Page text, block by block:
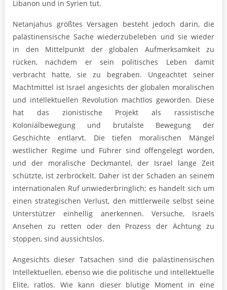
Libanon und in Syrien tut.
Netanjahus größtes Versagen besteht jedoch darin, die
palästinensische Sache wiederzubeleben und sie wieder
in den Mittelpunkt der globalen Aufmerksamkeit zu
rücken, nachdem er sein politisches Leben damit
verbracht hatte, sie zu begraben. Ungeachtet seiner
Machtmittel ist Israel angesichts der globalen moralischen
und intellektuellen Revolution machtlos geworden. Diese
hat das zionistische Projekt als rassistische
Kolonialbewegung und brutalste Bewegung der
Geschichte entlarvt. Die tiefen moralischen Mängel
westlicher Regime und Führer sind offengelegt worden,
und der moralische Deckmantel, der Israel lange Zeit
schützte, ist zerbröckelt. Daher ist der Schaden an seinem
internationalen Ruf unwiederbringlich; es handelt sich um
einen strategischen Verlust, den mittlerweile selbst seine
Unterstützer einhellig anerkennen. Versuche, Israels
Ansehen zu retten oder den Prozess der Ächtung zu
stoppen, sind aussichtslos.
Angesichts dieser Tatsachen sind die palästinensischen
Intellektuellen, ebenso wie die politische und intellektuelle
Elite, ratlos. Wie kann dieser blutige Moment in eine